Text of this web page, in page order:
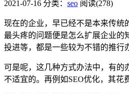
2021-07-16 分类： seo 阅读(278)
现在的企业，早已经不是本来传统
最头疼的问题便是怎么扩展企业的
投进等，都是一些较为不错的推行
可是呢，这几种方式办法中，有的
不适宜的。再例如SEO优化，其花